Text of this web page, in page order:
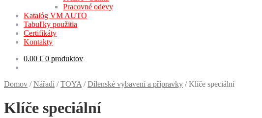
Pracovné odevy
Katalóg VM AUTO
Tabuľky použitia
Certifikáty
Kontakty
0.00 € 0 produktov
Domov /Nářadí /TOYA /Dílenské vybavení a přípravky /Klíče speciální
Klíče speciální